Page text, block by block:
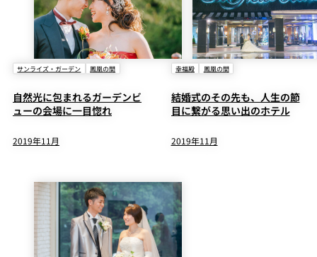
サンライズ・ガーデン 鳳凰の間
自然光に包まれるガーデンビ
ューの会場に一目惚れ
2019年11月
幸福殿 鳳凰の間
結婚式のその先も、人生の節
目に繋がる思い出のホテル
2019年11月